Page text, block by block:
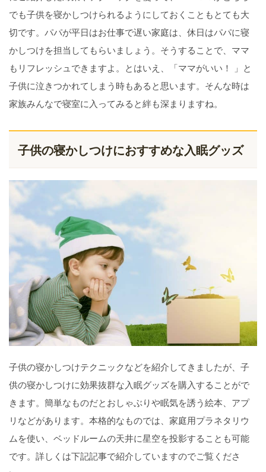
でも子供を寝かしつけられるようにしておくこともとても大
切です。パパが平日はお仕事で遅い家庭は、休日はパパに寝
かしつけを担当してもらいましょう。そうすることで、ママ
もリフレッシュできますよ。とはいえ、「ママがいい！ 」と
子供に泣きつかれてしまう時もあると思います。そんな時は
家族みんなで寝室に入ってみると絆も深まりますね。
子供の寝かしつけにおすすめな入眠グッズ
子供の寝かしつけテクニックなどを紹介してきましたが、子
供の寝かしつけに効果抜群な入眠グッズを購入することがで
きます。簡単なものだとおしゃぶりや眠気を誘う絵本、アプ
リなどがあります。本格的なものでは、家庭用プラネタリウ
ムを使い、ベッドルームの天井に星空を投影することも可能
です。詳しくは下記記事で紹介していますのでご覧くださ